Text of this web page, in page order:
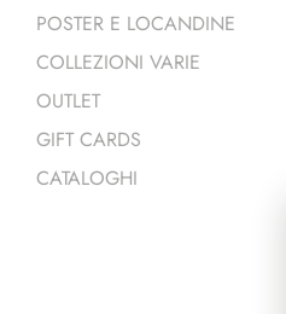
POSTER E LOCANDINE
COLLEZIONI VARIE
OUTLET
GIFT CARDS
CATALOGHI